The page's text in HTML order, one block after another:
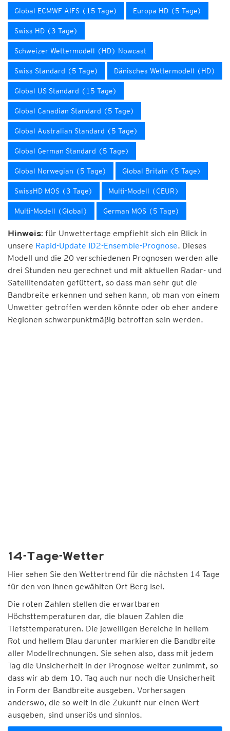
Global ECMWF AIFS (15 Tage) Europa HD (5 Tage)
Swiss HD (3 Tage)
Schweizer Wettermodell (HD) Nowcast
Swiss Standard (5 Tage) Dänisches Wettermodell (HD)
Global US Standard (15 Tage)
Global Canadian Standard (5 Tage)
Global Australian Standard (5 Tage)
Global German Standard (5 Tage)
Global Norwegian (5 Tage) Global Britain (5 Tage)
SwissHD MOS (3 Tage) Multi-Modell (CEUR)
Multi-Modell (Global) German MOS (5 Tage)
Hinweis: für Unwettertage empfiehlt sich ein Blick in
unsere Rapid-Update ID2-Ensemble-Prognose. Dieses
Modell und die 20 verschiedenen Prognosen werden alle
drei Stunden neu gerechnet und mit aktuellen Radar- und
Satellitendaten gefüttert, so dass man sehr gut die
Bandbreite erkennen und sehen kann, ob man von einem
Unwetter getroffen werden könnte oder ob eher andere
Regionen schwerpunktmäßig betroffen sein werden.
14-Tage-Wetter
Hier sehen Sie den Wettertrend für die nächsten 14 Tage
für den von Ihnen gewählten Ort Berg Isel.
Die roten Zahlen stellen die erwartbaren
Höchsttemperaturen dar, die blauen Zahlen die
Tiefsttemperaturen. Die jeweiligen Bereiche in hellem
Rot und hellem Blau darunter markieren die Bandbreite
aller Modellrechnungen. Sie sehen also, dass mit jedem
Tag die Unsicherheit in der Prognose weiter zunimmt, so
dass wir ab dem 10. Tag auch nur noch die Unsicherheit
in Form der Bandbreite ausgeben. Vorhersagen
anderswo, die so weit in die Zukunft nur einen Wert
ausgeben, sind unseriös und sinnlos.